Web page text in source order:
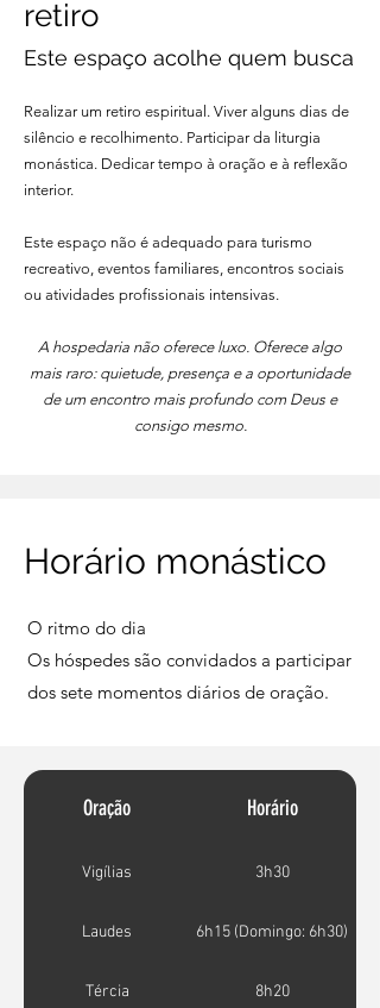
retiro
Este espaço acolhe quem busca
Realizar um retiro espiritual. Viver alguns dias de
silêncio e recolhimento. Participar da liturgia
monástica. Dedicar tempo à oração e à reflexão
interior.
Este espaço não é adequado para turismo
recreativo, eventos familiares, encontros sociais
ou atividades profissionais intensivas.
A hospedaria não oferece luxo. Oferece algo
mais raro: quietude, presença e a oportunidade
de um encontro mais profundo com Deus e
consigo mesmo.
Horário monástico
O ritmo do dia
Os hóspedes são convidados a participar
dos sete momentos diários de oração.
Oração Horário
Vigílias 3h30
Laudes 6h15 (Domingo: 6h30)
Tércia 8h20